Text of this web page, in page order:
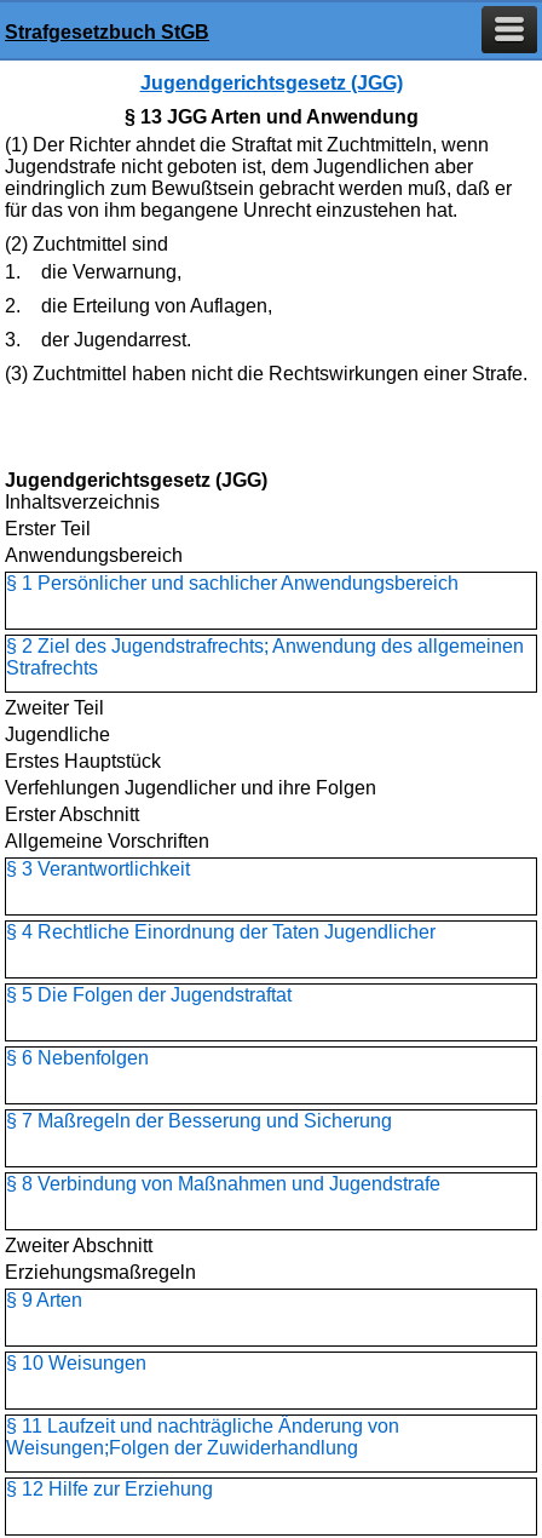
Strafgesetzbuch StGB
Jugendgerichtsgesetz (JGG)
§ 13 JGG Arten und Anwendung
(1) Der Richter ahndet die Straftat mit Zuchtmitteln, wenn
Jugendstrafe nicht geboten ist, dem Jugendlichen aber
eindringlich zum Bewußtsein gebracht werden muß, daß er
für das von ihm begangene Unrecht einzustehen hat.
(2) Zuchtmittel sind
1.
die Verwarnung,
2.
die Erteilung von Auflagen,
3.
der Jugendarrest.
(3) Zuchtmittel haben nicht die Rechtswirkungen einer Strafe.
Jugendgerichtsgesetz (JGG)
Inhaltsverzeichnis
Erster Teil
Anwendungsbereich
§ 1 Persönlicher und sachlicher Anwendungsbereich
§ 2 Ziel des Jugendstrafrechts; Anwendung des allgemeinen
Strafrechts
Zweiter Teil
Jugendliche
Erstes Hauptstück
Verfehlungen Jugendlicher und ihre Folgen
Erster Abschnitt
Allgemeine Vorschriften
§ 3 Verantwortlichkeit
§ 4 Rechtliche Einordnung der Taten Jugendlicher
§ 5 Die Folgen der Jugendstraftat
§ 6 Nebenfolgen
§ 7 Maßregeln der Besserung und Sicherung
§ 8 Verbindung von Maßnahmen und Jugendstrafe
Zweiter Abschnitt
Erziehungsmaßregeln
§ 9 Arten
§ 10 Weisungen
§ 11 Laufzeit und nachträgliche Änderung von
Weisungen;Folgen der Zuwiderhandlung
§ 12 Hilfe zur Erziehung